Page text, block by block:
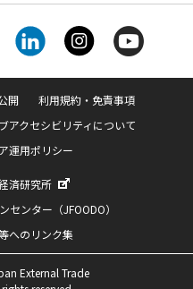
開
利用規約・免責事項
アクセシビリティについて
運用ポリシー
済研究所
ンター（JFOODO）
へのリンク集
External Trade